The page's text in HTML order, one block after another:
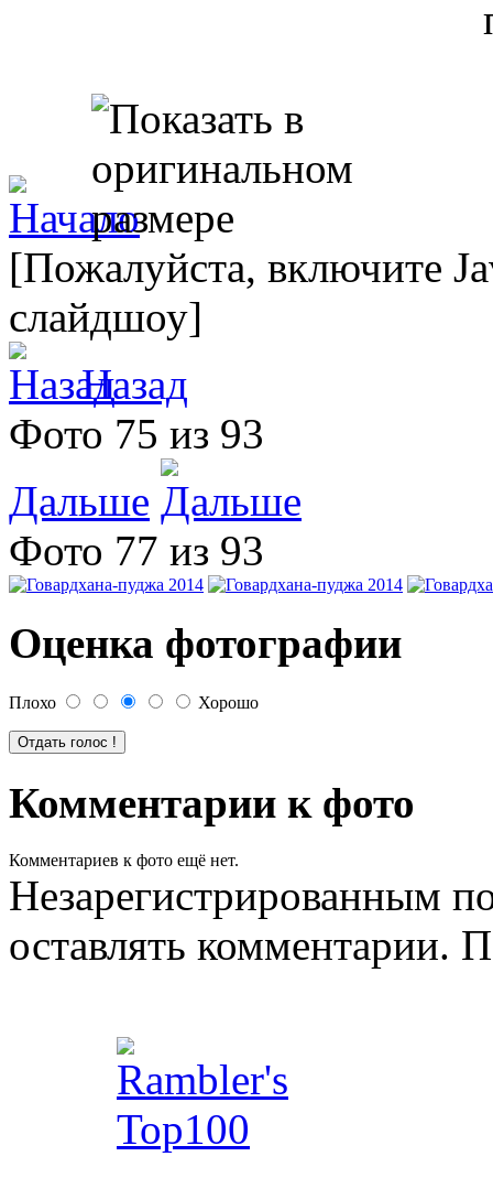
[Пожалуйста, включите
слайдшоу]
Назад
Фото 75 из 93
Дальше
Фото 77 из 93
Оценка фотографии
Плохо Хорошо
Комментарии к фото
Комментариев к фото ещё нет.
Незарегистрированным
оставлять комментарии.